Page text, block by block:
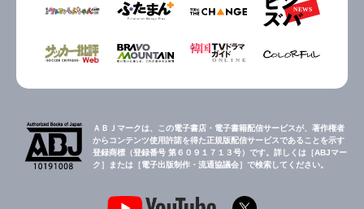
ＡＢＪマークは、この電子書店・電子書籍配信サービスが、著作権者
からコンテンツ使用許諾を得た正規版配信サービスであることを示す
登録商標（登録番号 第６０９１７１３号）です。詳しくは［ABJマー
ク］または［電子出版制作・流通協議会］で検索してください。